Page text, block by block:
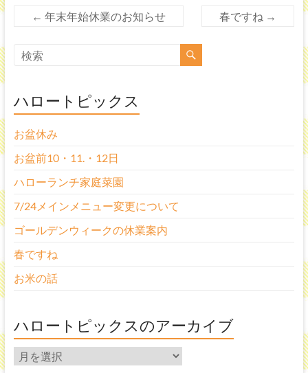
の
ー
ン
チ
那
店
す！
← 年末年始休業のお知らせ 春ですね →
ハロートピックス
お盆休み
お盆前10・11.・12日
ハローランチ家庭菜園
7/24メインメニュー変更について
ゴールデンウィークの休業案内
春ですね
お米の話
ハロートピックスのアーカイブ
ハ
ロ